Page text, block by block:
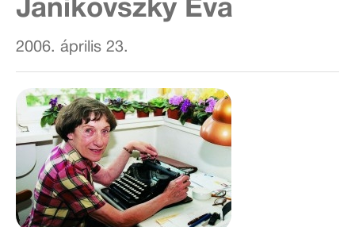
Janikovszky Éva
2006. április 23.